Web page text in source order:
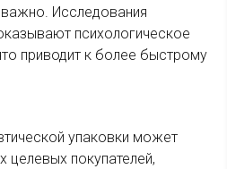
Исследования
психологическое
приводит к более быстрому
упаковки может
покупателей,